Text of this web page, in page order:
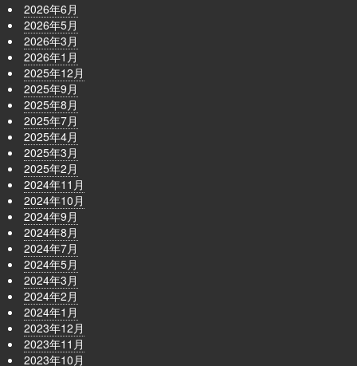
2026年6月
2026年5月
2026年3月
2026年1月
2025年12月
2025年9月
2025年8月
2025年7月
2025年4月
2025年3月
2025年2月
2024年11月
2024年10月
2024年9月
2024年8月
2024年7月
2024年5月
2024年3月
2024年2月
2024年1月
2023年12月
2023年11月
2023年10月